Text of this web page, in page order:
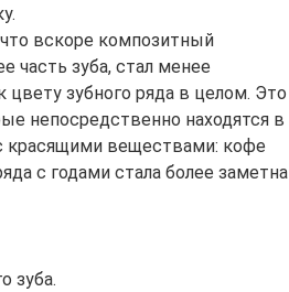
вскоре композитный
часть зуба, стал менее
зубного ряда в целом. Это
непосредственно находятся в
красящими веществами: кофе
с годами стала более заметна
зуба.